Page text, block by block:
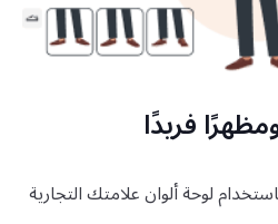
فريدًا
لوحة ألوان علامتك التجارية